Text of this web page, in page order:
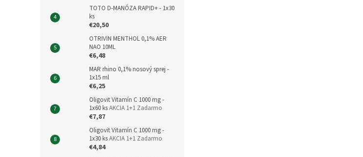
TOTO D-MANÓZA RAPID+ - 1x30
ks
€20,50
OTRIVIN MENTHOL 0,1% AER
NAO 10ML
€6,48
MAR rhino 0,1% nosový sprej -
1x15 ml
€6,25
Oligovit Vitamín C 1000 mg -
1x60 ksAKCIA 1+1 Zadarmo
€7,87
Oligovit Vitamín C 1000 mg -
1x30 ksAKCIA 1+1 Zadarmo
€4,84